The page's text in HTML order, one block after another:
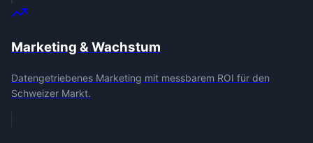
Marketing & Wachstum
Datengetriebenes Marketing mit messbarem ROI für den
Schweizer Markt.